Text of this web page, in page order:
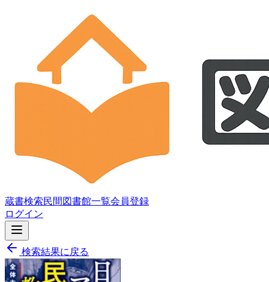
蔵書検索民間図書館一覧会員登録
ログイン
検索結果に戻る